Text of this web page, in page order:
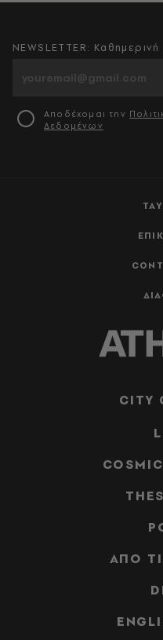
NEWSLETTER:
Αποδέχομαι την
Δεδομένων
CITY
ΑΠΟ